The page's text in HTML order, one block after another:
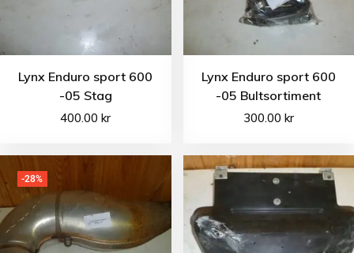
Lynx Enduro sport 600
-05 Stag
400.00kr
Lynx Enduro sport 600
-05 Bultsortiment
300.00 kr
-28%